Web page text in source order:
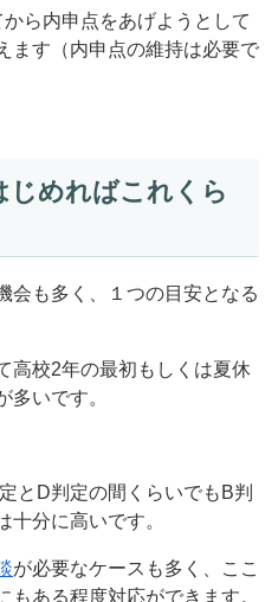
ら内申点をあげようとして
ます（内申点の維持は必要で
じめればこれくら
会も多く、１つの目安となる
高校2年の最初もしくは夏休
多いです。
とD判定の間くらいでもB判
十分に高いです。
が必要なケースも多く、ここ
ある程度対応ができます。